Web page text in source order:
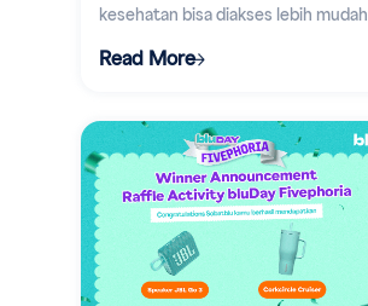
kesehatan bisa diakses lebih mudah
lewat aplikasi digital.
Read More